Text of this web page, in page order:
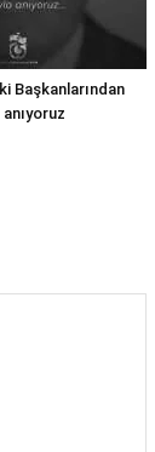
Başkanlarından